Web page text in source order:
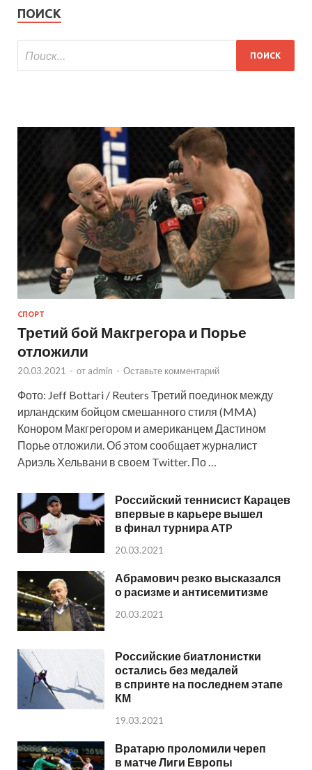
ПОИСК
СПОРТ
Третий бой Макгрегора и Порье
отложили
20.03.2021 - от admin - Оставьте комментарий
Фото: Jeff Bottari / Reuters Третий поединок между
ирландским бойцом смешанного стиля (MMA)
Конором Макгрегором и американцем Дастином
Порье отложили. Об этом сообщает журналист
Ариэль Хельвани в своем Twitter. По …
Российский теннисист Карацев
впервые в карьере вышел
в финал турнира ATP
20.03.2021
Абрамович резко высказался
о расизме и антисемитизме
20.03.2021
Российские биатлонистки
остались без медалей
в спринте на последнем этапе
КМ
19.03.2021
Вратарю проломили череп
в матче Лиги Европы